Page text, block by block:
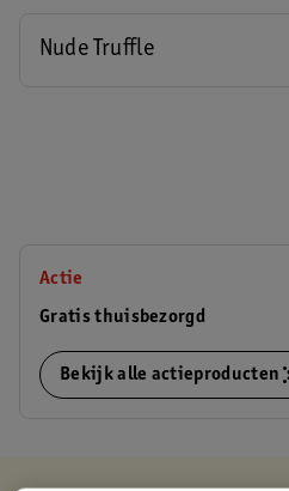
Nude Truffle
Actie
Gratis thuisbezorgd
Bekijk alle actieproducten